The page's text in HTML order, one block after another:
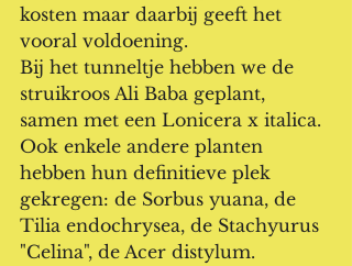
kosten maar daarbij geeft het
vooral voldoening.
Bij het tunneltje hebben we de
struikroos Ali Baba geplant,
samen met een Lonicera x italica.
Ook enkele andere planten
hebben hun definitieve plek
gekregen: de Sorbus yuana, de
Tilia endochrysea, de Stachyurus
"Celina", de Acer distylum.